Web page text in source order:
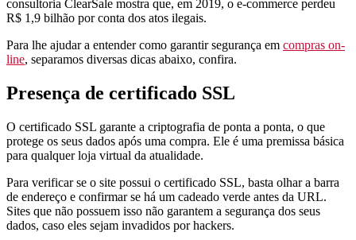
consultoria ClearSale mostra que, em 2019, o e-commerce perdeu
R$ 1,9 bilhão por conta dos atos ilegais.
Para lhe ajudar a entender como garantir segurança em compras on-
line, separamos diversas dicas abaixo, confira.
Presença de certificado SSL
O certificado SSL garante a criptografia de ponta a ponta, o que
protege os seus dados após uma compra. Ele é uma premissa básica
para qualquer loja virtual da atualidade.
Para verificar se o site possui o certificado SSL, basta olhar a barra
de endereço e confirmar se há um cadeado verde antes da URL.
Sites que não possuem isso não garantem a segurança dos seus
dados, caso eles sejam invadidos por hackers.